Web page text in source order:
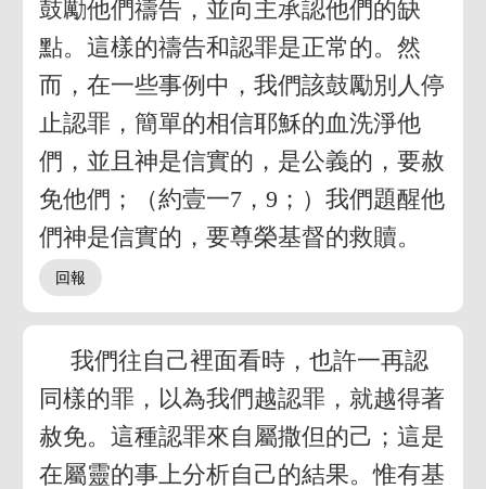
鼓勵他們禱告，並向主承認他們的缺
點。這樣的禱告和認罪是正常的。然
而，在一些事例中，我們該鼓勵別人停
止認罪，簡單的相信耶穌的血洗淨他
們，並且神是信實的，是公義的，要赦
免他們；（約壹一7，9；）我們題醒他
們神是信實的，要尊榮基督的救贖。
我們往自己裡面看時，也許一再認
同樣的罪，以為我們越認罪，就越得著
赦免。這種認罪來自屬撒但的己；這是
在屬靈的事上分析自己的結果。惟有基